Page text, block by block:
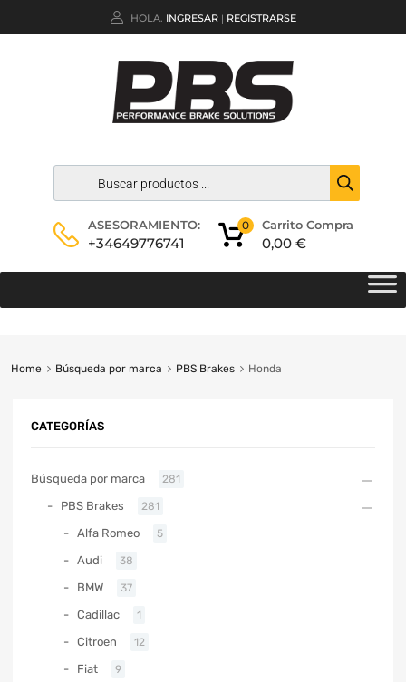
HOLA. INGRESAR | REGISTRARSE
ASESORAMIENTO:
+34649776741
Carrito Compra
0,00 €
0
Home Búsqueda por marca PBS Brakes Honda
CATEGORÍAS
Búsqueda por marca 281
PBS Brakes 281
Alfa Romeo 5
Audi 38
BMW 37
Cadillac 1
Citroen 12
Fiat 9